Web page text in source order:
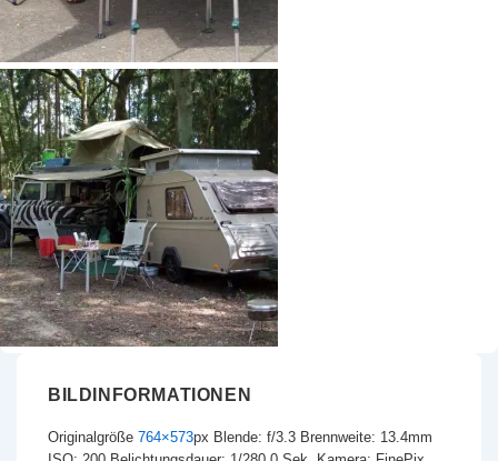
BILDINFORMATIONEN
Originalgröße 764×573px Blende: f/3.3 Brennweite: 13.4mm